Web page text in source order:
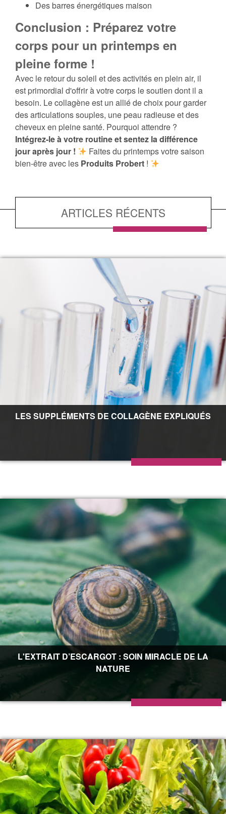
Des barres énergétiques maison
Conclusion : Préparez votre
corps pour un printemps en
pleine forme !
Avec le retour du soleil et des activités en plein air, il
est primordial d'offrir à votre corps le soutien dont il a
besoin. Le collagène est un allié de choix pour garder
des articulations souples, une peau radieuse et des
cheveux en pleine santé. Pourquoi attendre ?
Intégrez-le à votre routine et sentez la différence
jour après jour !
Faites du printemps votre saison
bien-être avec les Produits Probert !
ARTICLES RÉCENTS
LES SUPPLÉMENTS DE COLLAGÈNE EXPLIQUÉS
L'EXTRAIT D’ESCARGOT : SOIN MIRACLE DE LA
NATURE